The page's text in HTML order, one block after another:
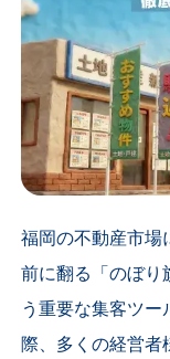
福岡の不動産市場
前に翻る「のぼり
う重要な集客ツ
際、多くの経営者